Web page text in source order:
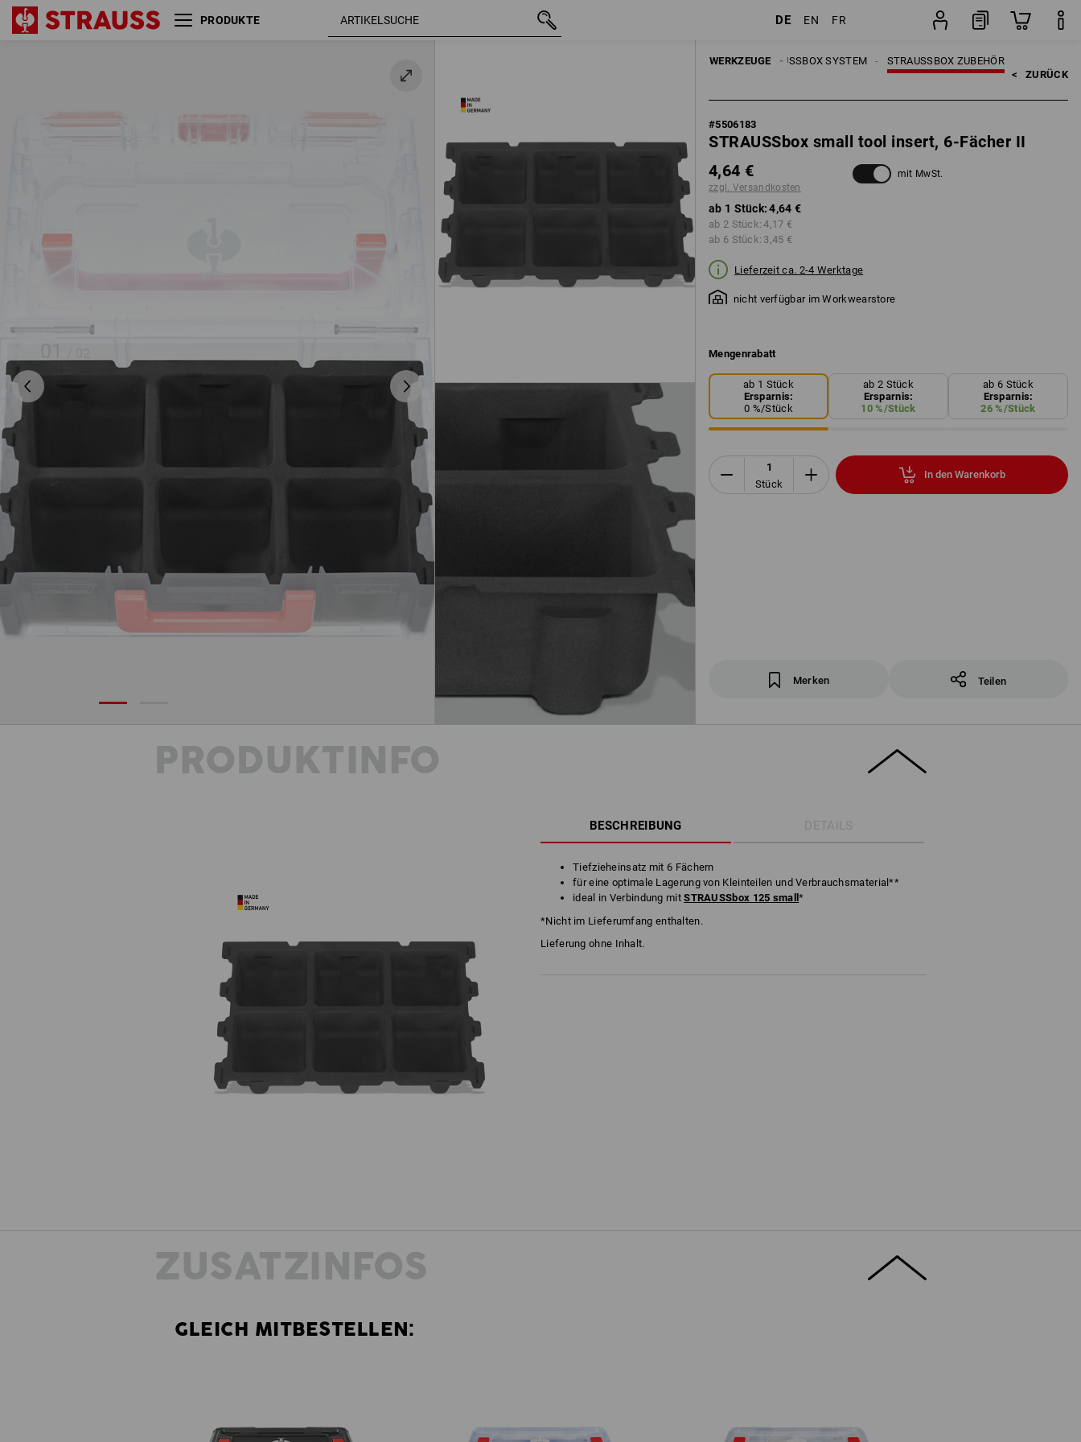
PRODUKTE DE EN FR
WERKZEUGE STRAUSSBOX ZUBEHÖR
STRAUSSBOX SYSTEM
HANDWERKZEUGE
< ZURÜCK
#5506183
STRAUSSbox small tool insert, 6-Fächer II
4,64 €
zzgl. Versandkosten
mit MwSt.
ab 1 Stück: 4,64 €
ab 2 Stück: 4,17 €
ab 6 Stück: 3,45 €
Lieferzeit ca. 2-4 Werktage
nicht verfügbar im Workwearstore
Mengenrabatt
ab 1 Stück
Ersparnis:
0 %/Stück
ab 2 Stück
Ersparnis:
10 %/Stück
ab 6 Stück
Ersparnis:
26 %/Stück
Stück
In den Warenkorb
Merken Teilen
STRAUSSbox small tool insert,
4,64 €
mit MwSt.
PRODUKTINFO
BESCHREIBUNG DETAILS
Tiefzieheinsatz mit 6 Fächern
für eine optimale Lagerung von Kleinteilen und Verbrauchsmaterial**
ideal in Verbindung mitSTRAUSSbox 125 small*
*Nicht im Lieferumfang enthalten.
Lieferung ohne Inhalt.
ZUSATZINFOS
GLEICH MITBESTELLEN: